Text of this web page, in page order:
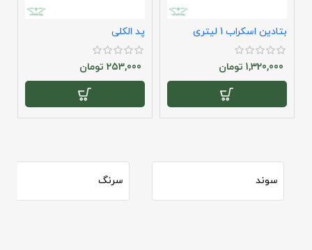
بتادین اسکراب 1 لیتری
1,320,000 تومان
پد الکلی
253,000 تومان
سوند سرنگ